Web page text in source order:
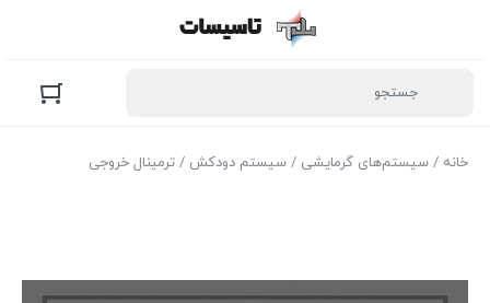
خانه / سیستم‌های گرمایشی / سیستم دودکش / ترمینال خروجی